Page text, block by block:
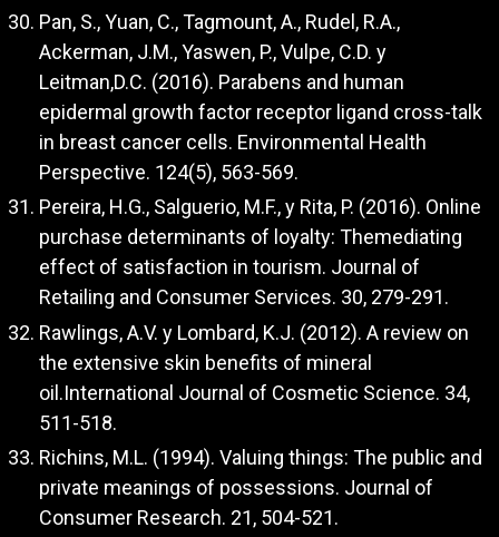
Pan, S., Yuan, C., Tagmount, A., Rudel, R.A.,
Ackerman, J.M., Yaswen, P., Vulpe, C.D. y
Leitman,D.C. (2016). Parabens and human
epidermal growth factor receptor ligand cross-talk
in breast cancer cells. Environmental Health
Perspective. 124(5), 563-569.
Pereira, H.G., Salguerio, M.F., y Rita, P. (2016). Online
purchase determinants of loyalty: Themediating
effect of satisfaction in tourism. Journal of
Retailing and Consumer Services. 30, 279-291.
Rawlings, A.V. y Lombard, K.J. (2012). A review on
the extensive skin benefits of mineral
oil.International Journal of Cosmetic Science. 34,
511-518.
Richins, M.L. (1994). Valuing things: The public and
private meanings of possessions. Journal of
Consumer Research. 21, 504-521.